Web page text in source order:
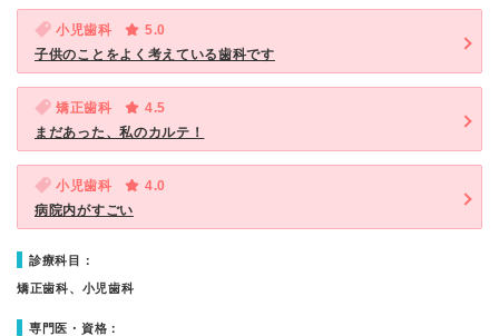
小児歯科
5.0
子供のことをよく考えている歯科です
矯正歯科
4.5
まだあった、私のカルテ！
小児歯科
4.0
病院内がすごい
診療科目：
矯正歯科、小児歯科
専門医・資格：